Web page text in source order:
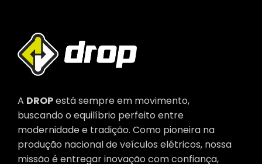
A DROPestá sempre em movimento,
buscando o equilíbrio perfeito entre
modernidade e tradição. Como pioneira na
produção nacional de veículos elétricos, nossa
missão é entregar inovação com confiança,